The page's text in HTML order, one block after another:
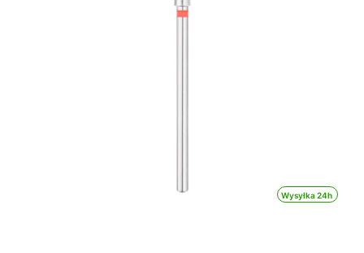
Wysyłka 24h